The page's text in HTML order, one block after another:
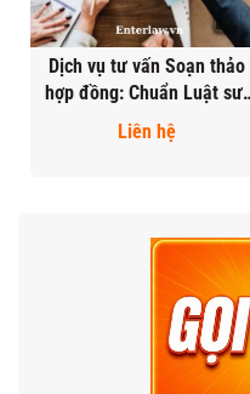
Dịch vụ tư vấn Soạn thảo
hợp đồng: Chuẩn Luật sư,
Phí Từ 1 Triệu
Liên hệ